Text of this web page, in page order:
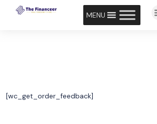
MENU
[wc_get_order_feedback]